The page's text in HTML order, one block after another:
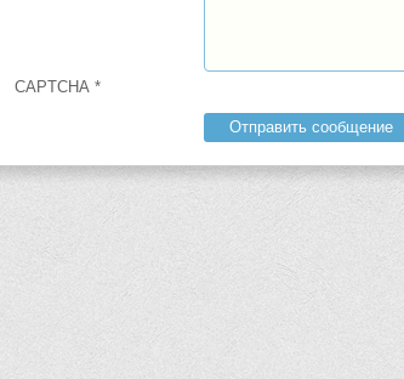
CAPTCHA *
Отправить сообщение